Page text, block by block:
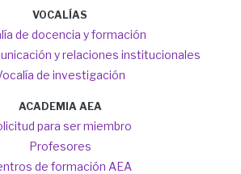
VOCALÍAS
de docencia y formación
y relaciones institucionales
de investigación
ACADEMIA AEA
para ser miembro
Profesores
de formación AEA